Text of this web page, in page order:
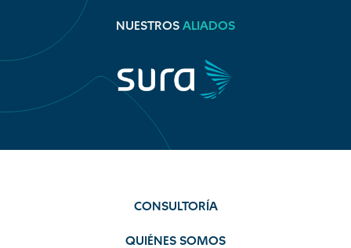
NUESTROS ALIADOS
CONSULTORÍA
QUIÉNES SOMOS